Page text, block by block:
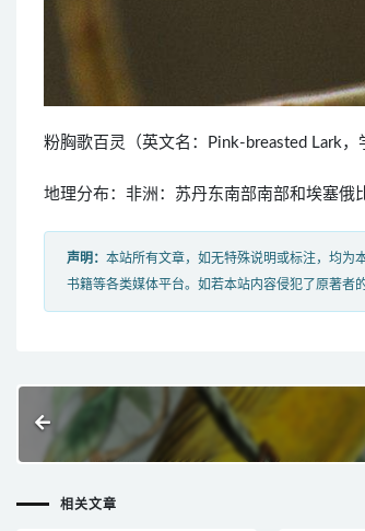
粉胸歌百灵（英文名：Pink-breasted Lark
地理分布：非洲：苏丹东南部南部和埃塞俄
声明： 本站所有文章，如无特殊说明或标注，均为
书籍等各类媒体平台。如若本站内容侵犯了原著者
相关文章